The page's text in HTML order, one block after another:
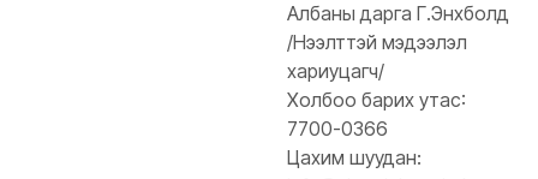
Албаны дарга Г.Энхболд
/Нээлттэй мэдээлэл
хариуцагч/
Холбоо барих утас:
7700-0366
Цахим шуудан: